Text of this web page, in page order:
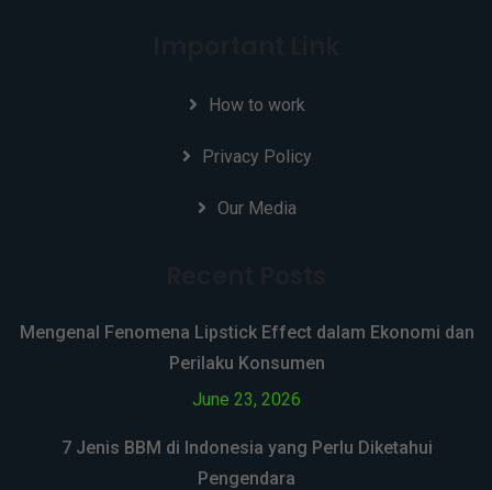
How to work
Privacy Policy
Our Media
Mengenal Fenomena Lipstick Effect dalam Ekonomi dan
Perilaku Konsumen
June 23, 2026
7 Jenis BBM di Indonesia yang Perlu Diketahui
Pengendara